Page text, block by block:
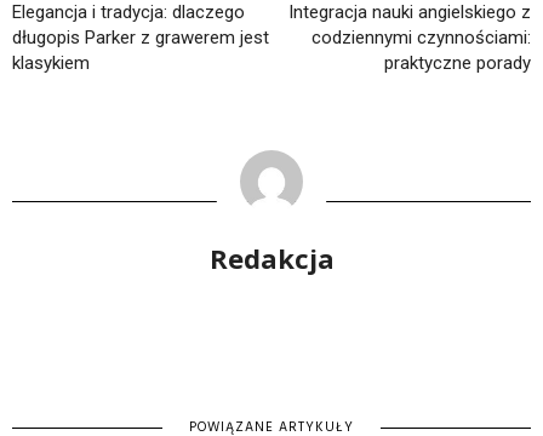
Elegancja i tradycja: dlaczego
długopis Parker z grawerem jest
klasykiem
Integracja nauki angielskiego z
codziennymi czynnościami:
praktyczne porady
Redakcja
POWIĄZANE ARTYKUŁY